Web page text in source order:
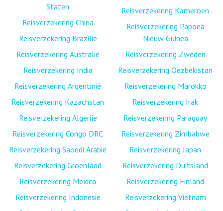
Staten
Reisverzekering China
Reisverzekering Brazilië
Reisverzekering Australië
Reisverzekering India
Reisverzekering Argentinië
Reisverzekering Kazachstan
Reisverzekering Algerije
Reisverzekering Congo DRC
Reisverzekering Saoedi Arabië
Reisverzekering Groenland
Reisverzekering Mexico
Reisverzekering Indonesië
Reisverzekering Kameroen
Reisverzekering Papoea
Nieuw Guinea
Reisverzekering Zweden
Reisverzekering Oezbekistan
Reisverzekering Marokko
Reisverzekering Irak
Reisverzekering Paraguay
Reisverzekering Zimbabwe
Reisverzekering Japan
Reisverzekering Duitsland
Reisverzekering Finland
Reisverzekering Vietnam